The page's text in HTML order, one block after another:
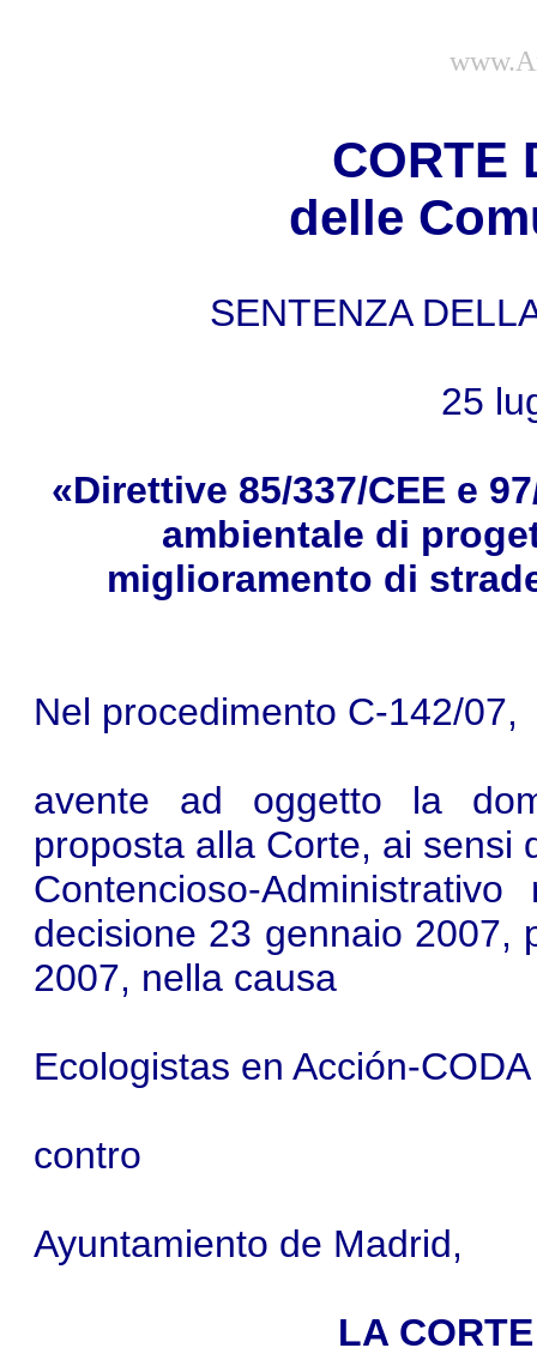
CORTE
delle
SENTENZA
25
«Direttive 85/337/CEE e
ambientale di
miglioramento di
Nel procedimento C‑142/07,
avente ad oggetto la
proposta alla Corte, ai sensi
decisione 23 gennaio 2007,
2007, nella causa
Ecologistas en Acción-CODA
contro
Ayuntamiento de Madrid,
LA